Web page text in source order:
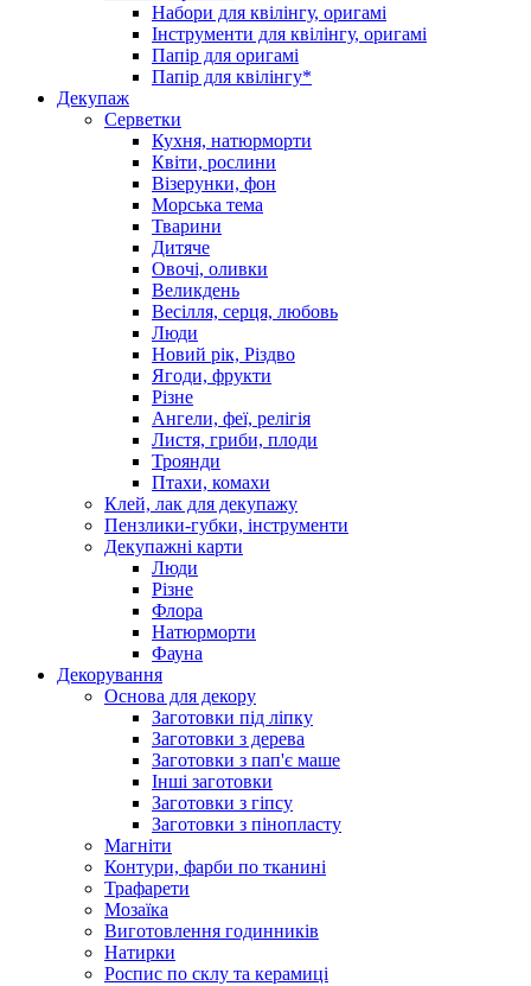
Набори для квілінгу, оригамі
Інструменти для квілінгу, оригамі
Папір для оригамі
Папір для квілінгу*
Декупаж
Серветки
Кухня, натюрморти
Квіти, рослини
Візерунки, фон
Морська тема
Тварини
Дитяче
Овочі, оливки
Великдень
Весілля, серця, любовь
Люди
Новий рік, Різдво
Ягоди, фрукти
Різне
Ангели, феї, релігія
Листя, гриби, плоди
Троянди
Птахи, комахи
Клей, лак для декупажу
Пензлики-губки, інструменти
Декупажні карти
Люди
Різне
Флора
Натюрморти
Фауна
Декорування
Основа для декору
Заготовки під ліпку
Заготовки з дерева
Заготовки з пап'є маше
Інші заготовки
Заготовки з гіпсу
Заготовки з пінопласту
Магніти
Контури, фарби по тканині
Трафарети
Мозаїка
Виготовлення годинників
Натирки
Роспис по склу та керамиці